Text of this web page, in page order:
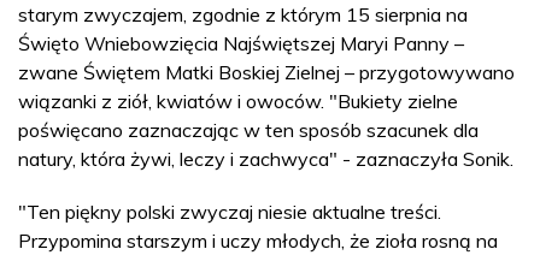
starym zwyczajem, zgodnie z którym 15 sierpnia na
Święto Wniebowzięcia Najświętszej Maryi Panny –
zwane Świętem Matki Boskiej Zielnej – przygotowywano
wiązanki z ziół, kwiatów i owoców. "Bukiety zielne
poświęcano zaznaczając w ten sposób szacunek dla
natury, która żywi, leczy i zachwyca" - zaznaczyła Sonik.
"Ten piękny polski zwyczaj niesie aktualne treści.
Przypomina starszym i uczy młodych, że zioła rosną na